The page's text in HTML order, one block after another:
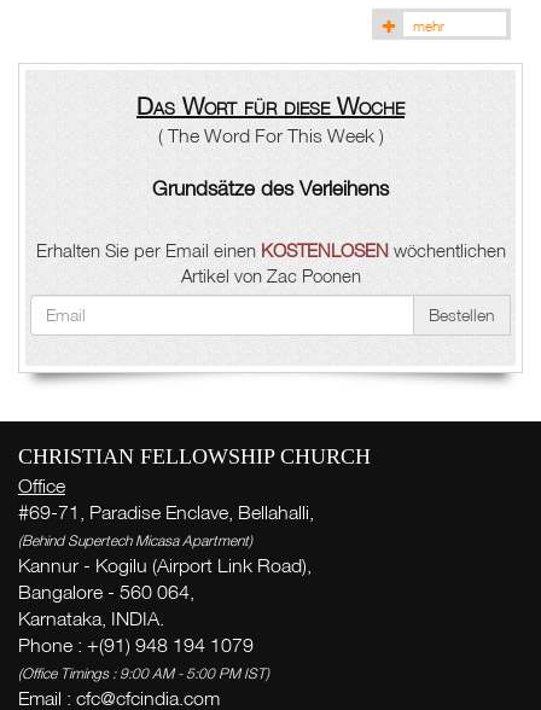
mehr
Das Wort für diese Woche
( The Word For This Week )
Grundsätze des Verleihens
Erhalten Sie per Email einen KOSTENLOSEN wöchentlichen
Artikel von Zac Poonen
Bestellen
CHRISTIAN FELLOWSHIP CHURCH
Office
#69-71, Paradise Enclave, Bellahalli,
(Behind Supertech Micasa Apartment)
Kannur - Kogilu (Airport Link Road),
Bangalore - 560 064,
Karnataka, INDIA.
Phone : +(91) 948 194 1079
(Office Timings : 9:00 AM - 5:00 PM IST)
Email : cfc@cfcindia.com